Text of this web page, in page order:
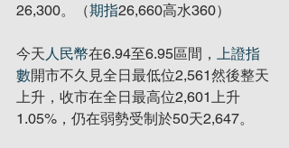
26,300。（期指26,660高水360）
今天人民幣在6.94至6.95區間， 上證指
數開市不久見全日最低位2,561然後整天
上升，收市在全日最高位2,601上升
1.05%，仍在弱勢受制於50天2,647。